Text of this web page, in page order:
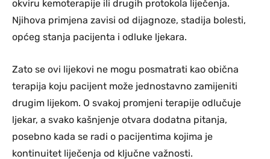
okviru kemoterapije ili drugih protokola liječenja.
Njihova primjena zavisi od dijagnoze, stadija bolesti,
općeg stanja pacijenta i odluke ljekara.
Zato se ovi lijekovi ne mogu posmatrati kao obična
terapija koju pacijent može jednostavno zamijeniti
drugim lijekom. O svakoj promjeni terapije odlučuje
ljekar, a svako kašnjenje otvara dodatna pitanja,
posebno kada se radi o pacijentima kojima je
kontinuitet liječenja od ključne važnosti.